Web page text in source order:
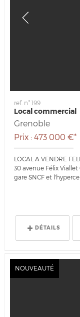
ref. n° 199
Local commercial
Grenoble
Prix : 473 000 €*
LOCAL A VENDRE
30 avenue Félix
gare SNCF et
DÉTAILS
NOUVEAUTÉ